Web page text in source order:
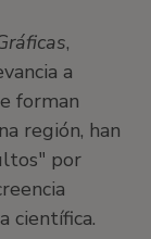
,
a
forman
región, han
por
científica.